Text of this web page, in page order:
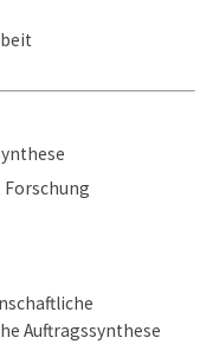
Auftragssynthese